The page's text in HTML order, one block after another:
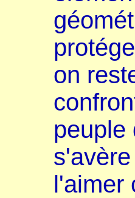
on
peuple
l'aimer